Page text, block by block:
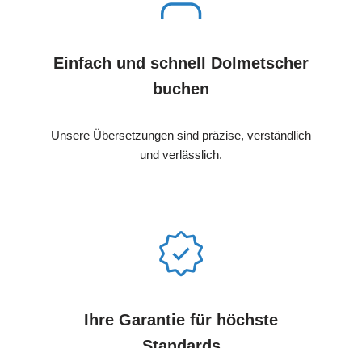
Einfach und schnell Dolmetscher
buchen
Unsere Übersetzungen sind präzise, verständlich
und verlässlich.
Ihre Garantie für höchste